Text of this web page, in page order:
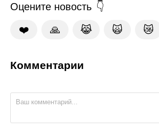
Оцените новость
❤️ 🙏 😹 🙀 😿
Комментарии